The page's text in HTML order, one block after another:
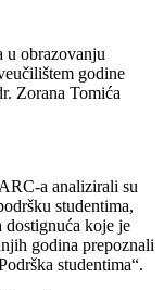
u obrazovanju
godine
Zorana Tomića
a analizirali su
studentima,
dostignuća koje je
godina prepoznali
studentima“.